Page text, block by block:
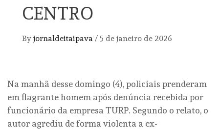
CENTRO
By jornaldeitaipava / 5 de janeiro de 2026
Na manhã desse domingo (4), policiais prenderam
em flagrante homem após denúncia recebida por
funcionário da empresa TURP. Segundo o relato, o
autor agrediu de forma violenta a ex-